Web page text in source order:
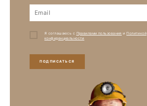
Я соглашаюсь с Правилами пользования иПолитикой
конфиденциальности
ПОДПИСАТЬСЯ